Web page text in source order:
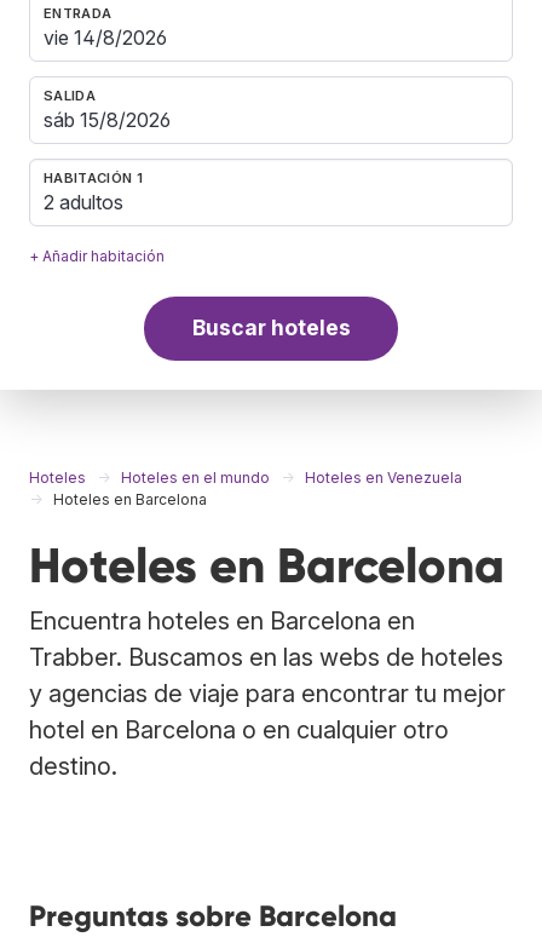
ENTRADA
SALIDA
HABITACIÓN 1
2 adultos
+ Añadir habitación
Buscar hoteles
Hoteles Hoteles en el mundo
Hoteles en Venezuela
Hoteles en Barcelona
Hoteles en Barcelona
Encuentra hoteles en Barcelona en
Trabber. Buscamos en las webs de hoteles
y agencias de viaje para encontrar tu mejor
hotel en Barcelona o en cualquier otro
destino.
Preguntas sobre Barcelona